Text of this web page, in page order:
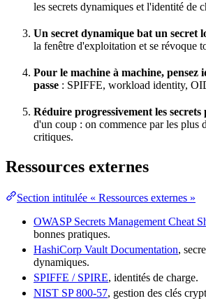
les secrets dynamiques et l'identité de
Un secret dynamique bat un secret
la fenêtre d'exploitation et se révoque
Pour le machine à machine, pensez
passe : SPIFFE, workload identity,
Réduire progressivement les secrets
d'un coup : on commence par les plus
critiques.
Ressources externes
Section intitulée « Ressources externes »
OWASP Secrets Management Cheat
bonnes pratiques.
HashiCorp Vault Documentation,
dynamiques.
SPIFFE / SPIRE, identités de charge.
NIST SP 800-57, gestion des clés